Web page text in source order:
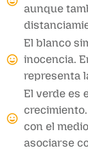
aunque
El blanco
inocencia.
representa
El verde es
con el
asociarse